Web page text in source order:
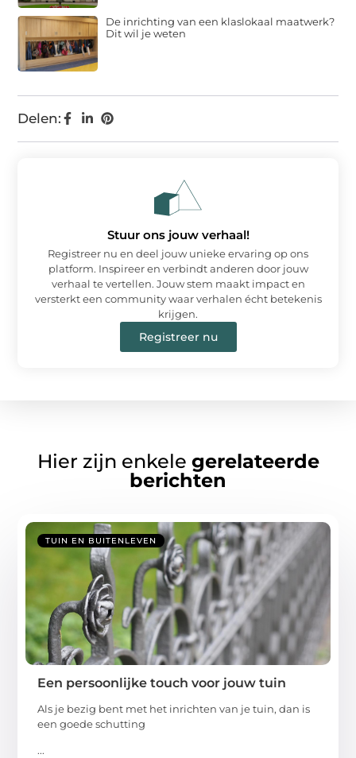
Delen:
De inrichting van een klaslokaal maatwerk?
Dit wil je weten
Stuur ons jouw verhaal!
Registreer nu en deel jouw unieke ervaring op ons
platform. Inspireer en verbindt anderen door jouw
verhaal te vertellen. Jouw stem maakt impact en
versterkt een community waar verhalen écht betekenis
krijgen.
Registreer nu
Hier zijn enkele gerelateerde
berichten
TUIN EN BUITENLEVEN
Een persoonlijke touch voor jouw tuin
Als je bezig bent met het inrichten van je tuin, dan is
een goede schutting
...